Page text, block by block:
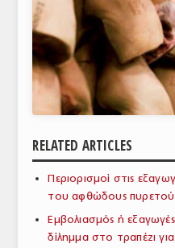
ΕΙΔΗΣΕΙΣ
ΕΥΡΩΠΑΪΚΕΣ ΑΠΟΦΑΣΕΙΣ
ΘΕΜΑΤΑ
ΑΝΑΛΥΣΕΙΣ
ΣΦΑΓΕΙΑ
ΠΡΩΤΕΣ ΥΛΕΣ
RELATED ARTICLES
Περιορισμοί στις
του αφθώδους
Εμβολιασμός ή
δίλημμα στο τραπέζι